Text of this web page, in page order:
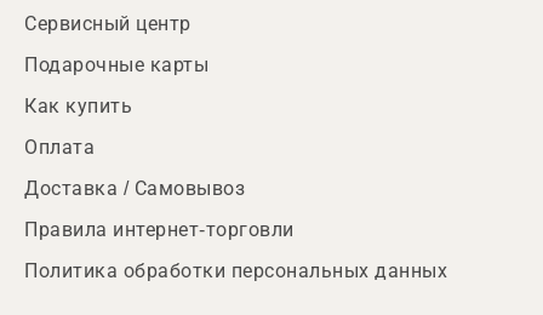
Сервисный центр
Подарочные карты
Как купить
Оплата
Доставка / Самовывоз
Правила интернет-торговли
Политика обработки персональных данных